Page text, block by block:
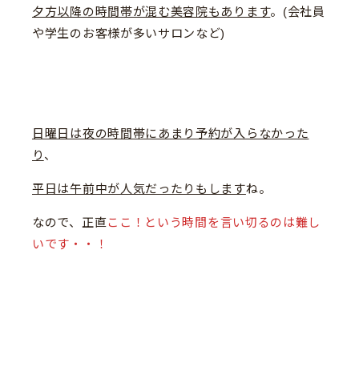
夕方以降の時間帯が混む美容院もあります。(会社員
や学生のお客様が多いサロンなど)
日曜日は夜の時間帯にあまり予約が入らなかった
り 、
平日は午前中が人気だったりもしますね。
なので、正直ここ！という時間を言い切るのは難し
いです・・！